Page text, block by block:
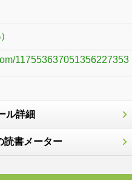
117553637051356227353
ル詳細
読書メーター